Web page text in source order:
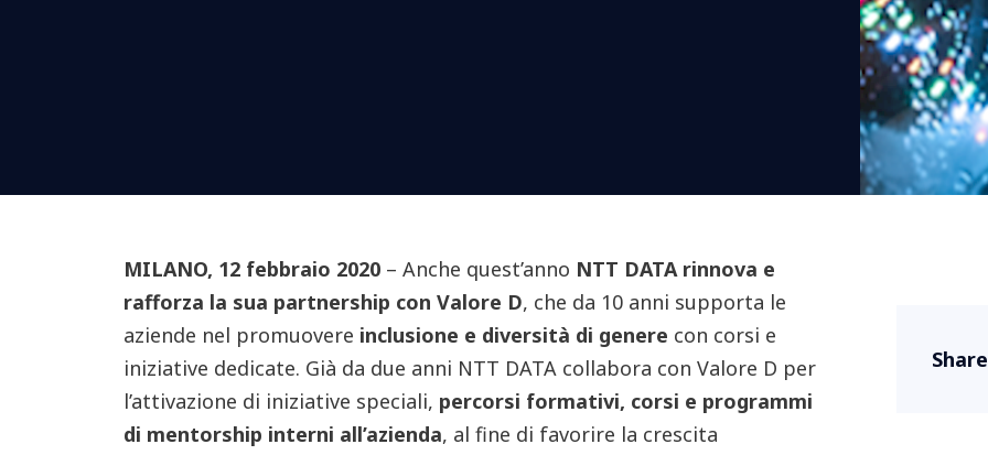
MILANO, 12 febbraio 2020– Anche quest’anno NTT DATA rinnova e
rafforza la sua partnership con Valore D, che da 10 anni supporta le
aziende nel promuovere inclusione e diversità di genere con corsi e
iniziative dedicate. Già da due anni NTT DATA collabora con Valore D per
l’attivazione di iniziative speciali, percorsi formativi, corsi e programmi
di mentorship interni all’azienda, al fine di favorire la crescita